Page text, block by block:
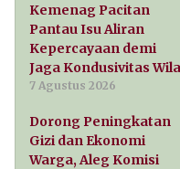
Kemenag Pacitan
Pantau Isu Aliran
Kepercayaan demi
Jaga Kondusivitas
7 Agustus 2026
Dorong Peningkatan
Gizi dan Ekonomi
Warga, Aleg Komisi